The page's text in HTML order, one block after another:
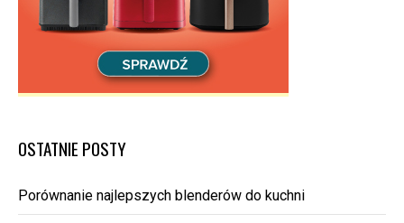
OSTATNIE POSTY
Porównanie najlepszych blenderów do kuchni